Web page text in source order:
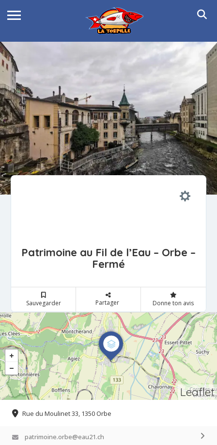
Patrimoine au Fil de l’Eau – Orbe –
Fermé
Sauvegarder Partager Donne ton avis
Leaflet
Rue du Moulinet 33, 1350 Orbe
patrimoine.orbe@eau21.ch